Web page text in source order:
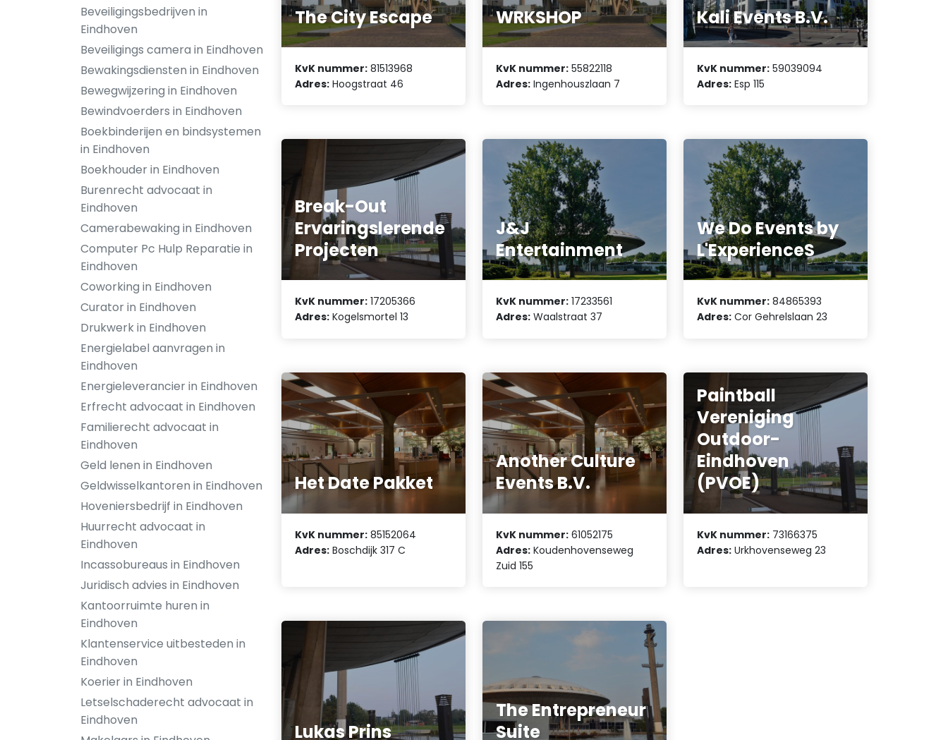
Beveiligingsbedrijven in
Eindhoven
Beveiligings camera in Eindhoven
Bewakingsdiensten in Eindhoven
Bewegwijzering in Eindhoven
Bewindvoerders in Eindhoven
Boekbinderijen en bindsystemen
in Eindhoven
Boekhouder in Eindhoven
Burenrecht advocaat in
Eindhoven
Camerabewaking in Eindhoven
Computer Pc Hulp Reparatie in
Eindhoven
Coworking in Eindhoven
Curator in Eindhoven
Drukwerk in Eindhoven
Energielabel aanvragen in
Eindhoven
Energieleverancier in Eindhoven
Erfrecht advocaat in Eindhoven
Familierecht advocaat in
Eindhoven
Geld lenen in Eindhoven
Geldwisselkantoren in Eindhoven
Hoveniersbedrijf in Eindhoven
Huurrecht advocaat in
Eindhoven
Incassobureaus in Eindhoven
Juridisch advies in Eindhoven
Kantoorruimte huren in
Eindhoven
Klantenservice uitbesteden in
Eindhoven
Koerier in Eindhoven
Letselschaderecht advocaat in
Eindhoven
The City Escape
KvK nummer: 81513968
Adres: Hoogstraat 46
WRKSHOP
KvK nummer: 55822118
Adres: Ingenhouszlaan 7
Kali Events B.V.
KvK nummer: 59039094
Adres: Esp 115
Break-Out
Ervaringslerende
Projecten
KvK nummer: 17205366
Adres: Kogelsmortel 13
J&J
Entertainment
KvK nummer: 17233561
Adres: Waalstraat 37
We Do Events by
L'ExperienceS
KvK nummer: 84865393
Adres: Cor Gehrelslaan 23
Het Date Pakket
KvK nummer: 85152064
Adres: Boschdijk 317 C
Another Culture
Events B.V.
KvK nummer: 61052175
Adres: Koudenhovenseweg
Zuid 155
Paintball
Vereniging
Outdoor-
Eindhoven
(PVOE)
KvK nummer: 73166375
Adres: Urkhovenseweg 23
Lukas Prins
The Entrepreneur
Suite